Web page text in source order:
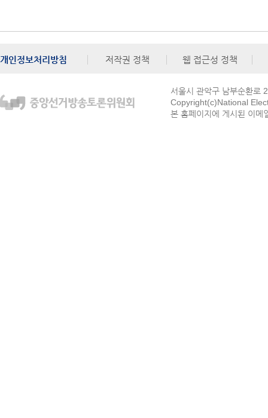
개인정보처리방침 저작권 정책 웹 접근성 정책
서울시 관악구 남부순환로
Copyright(c)National
본 홈페이지에 게시된 이메